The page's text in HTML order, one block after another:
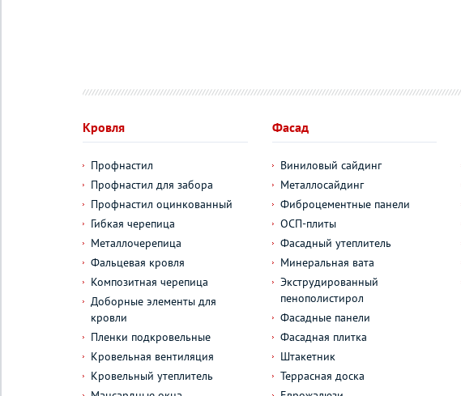
Кровля
Профнастил
Профнастил для забора
Профнастил оцинкованный
Гибкая черепица
Металлочерепица
Фальцевая кровля
Композитная черепица
Доборные элементы для
кровли
Пленки подкровельные
Кровельная вентиляция
Кровельный утеплитель
Фасад
Виниловый сайдинг
Металлосайдинг
Фиброцементные панели
ОСП-плиты
Фасадный утеплитель
Минеральная вата
Экструдированный
пенополистирол
Фасадные панели
Фасадная плитка
Штакетник
Террасная доска